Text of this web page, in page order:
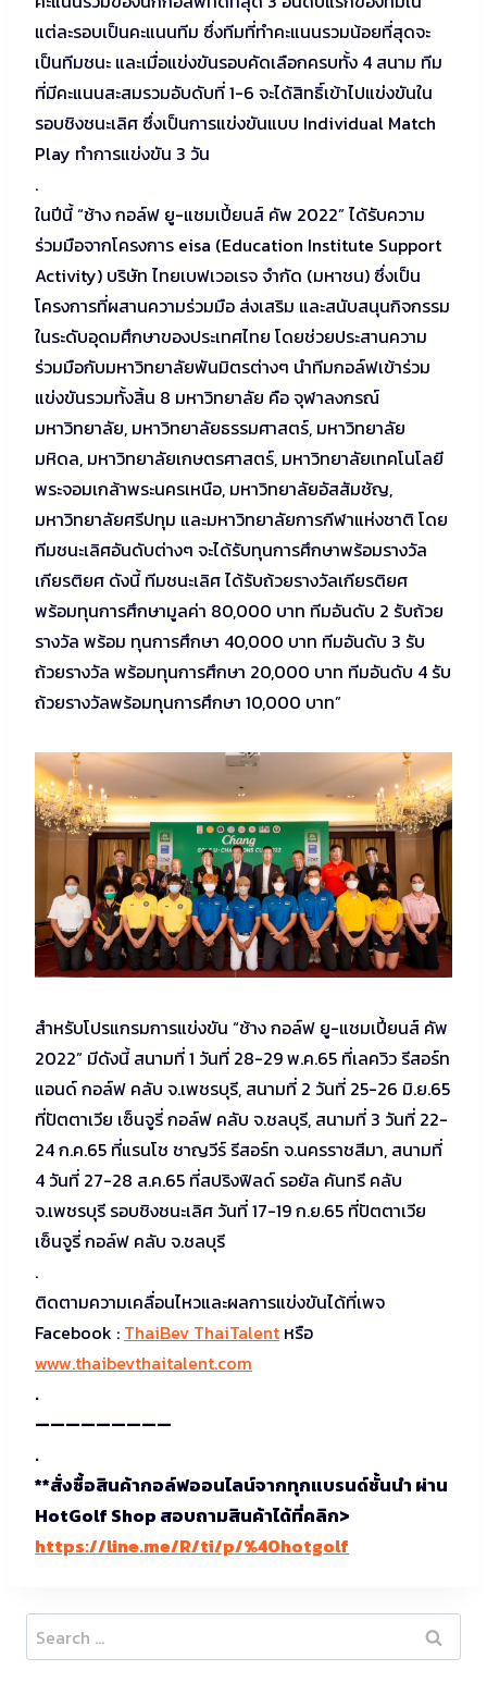
แต่ละรอบเป็นคะแนนทีม ซึ่งทีมที่ทำคะแนนรวมน้อยที่สุดจะ
เป็นทีมชนะ และเมื่อแข่งขันรอบคัดเลือกครบทั้ง 4 สนาม ทีม
ที่มีคะแนนสะสมรวมอับดับที่ 1-6 จะได้สิทธิ์เข้าไปแข่งขันใน
รอบชิงชนะเลิศ ซึ่งเป็นการแข่งขันแบบ Individual Match
Play ทำการแข่งขัน 3 วัน
.
ในปีนี้ “ช้าง กอล์ฟ ยู-แชมเปี้ยนส์ คัพ 2022” ได้รับความ
ร่วมมือจากโครงการ eisa (Education Institute Support
Activity) บริษัท ไทยเบฟเวอเรจ จำกัด (มหาชน) ซึ่งเป็น
โครงการที่ผสานความร่วมมือ ส่งเสริม และสนับสนุนกิจกรรม
ในระดับอุดมศึกษาของประเทศไทย โดยช่วยประสานความ
ร่วมมือกับมหาวิทยาลัยพันมิตรต่างๆ นำทีมกอล์ฟเข้าร่วม
แข่งขันรวมทั้งสิ้น 8 มหาวิทยาลัย คือ จุฬาลงกรณ์
มหาวิทยาลัย, มหาวิทยาลัยธรรมศาสตร์, มหาวิทยาลัย
มหิดล, มหาวิทยาลัยเกษตรศาสตร์, มหาวิทยาลัยเทคโนโลยี
พระจอมเกล้าพระนครเหนือ, มหาวิทยาลัยอัสสัมชัญ,
มหาวิทยาลัยศรีปทุม และมหาวิทยาลัยการกีฬาแห่งชาติ โดย
ทีมชนะเลิศอันดับต่างๆ จะได้รับทุนการศึกษาพร้อมรางวัล
เกียรติยศ ดังนี้ ทีมชนะเลิศ ได้รับถ้วยรางวัลเกียรติยศ
พร้อมทุนการศึกษามูลค่า 80,000 บาท ทีมอันดับ 2 รับถ้วย
รางวัล พร้อม ทุนการศึกษา 40,000 บาท ทีมอันดับ 3 รับ
ถ้วยรางวัล พร้อมทุนการศึกษา 20,000 บาท ทีมอันดับ 4 รับ
ถ้วยรางวัลพร้อมทุนการศึกษา 10,000 บาท”
สำหรับโปรแกรมการแข่งขัน “ช้าง กอล์ฟ ยู-แชมเปี้ยนส์ คัพ
2022” มีดังนี้ สนามที่ 1 วันที่ 28-29 พ.ค.65 ที่เลควิว รีสอร์ท
แอนด์ กอล์ฟ คลับ จ.เพชรบุรี, สนามที่ 2 วันที่ 25-26 มิ.ย.65
ที่ปัตตาเวีย เซ็นจูรี่ กอล์ฟ คลับ จ.ชลบุรี, สนามที่ 3 วันที่ 22-
24 ก.ค.65 ที่แรนโช ชาญวีร์ รีสอร์ท จ.นครราชสีมา, สนามที่
4 วันที่ 27-28 ส.ค.65 ที่สปริงฟิลด์ รอยัล คันทรี คลับ
จ.เพชรบุรี รอบชิงชนะเลิศ วันที่ 17-19 ก.ย.65 ที่ปัตตาเวีย
เซ็นจูรี่ กอล์ฟ คลับ จ.ชลบุรี
.
ติดตามความเคลื่อนไหวและผลการแข่งขันได้ที่เพจ
Facebook : ThaiBev ThaiTalent หรือ
www.thaibevthaitalent.com
.
—————————
.
**สั่งซื้อสินค้ากอล์ฟออนไลน์จากทุกแบรนด์ชั้นนำ ผ่าน
HotGolf Shop สอบถามสินค้าได้ที่คลิก>
https://line.me/R/ti/p/%40hotgolf
Search
for: